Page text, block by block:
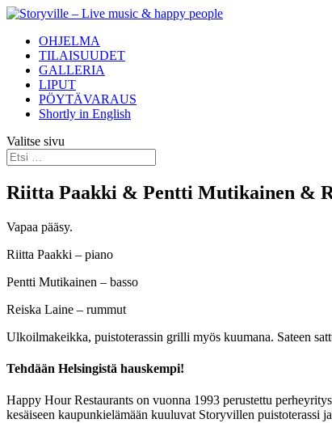
OHJELMA
TILAISUUDET
GALLERIA
LIPUT
PÖYTÄVARAUS
Shortly in English
Valitse sivu
Riitta Paakki & Pentti Mutikainen &
Vapaa pääsy.
Riitta Paakki – piano
Pentti Mutikainen – basso
Reiska Laine – rummut
Ulkoilmakeikka, puistoterassin grilli myös kuumana. Sateen
Tehdään Helsingistä hauskempi!
Happy Hour Restaurants on vuonna 1993 perustettu
kesäiseen kaupunkielämään kuuluvat Storyvillen puistoterassi